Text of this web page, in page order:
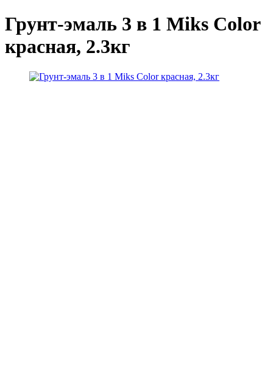
Грунт-эмаль 3 в 1 Miks Color
красная, 2.3кг